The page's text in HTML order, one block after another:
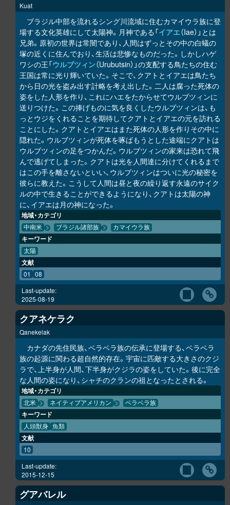
Kuat
ブラジル中部を流れるシング川流域に住むカマイウラ族に登
場する文化英雄にして太陽神。月神である「イアエ（Iae）」とは
兄弟。原初の世界は常闇であり、人間はずっとその中の白蟻の
塚の近くに住んでおり、生活は悲惨なものだった。しかしハゲ
ワシの王「ウルブツィン（Urubutsin）」の支配する鳥たちの住む
王国は常に光り輝いていた。そこで、クアトとイアエは鳥たち
から日の光を盗み出す計略を考え出した。二人は腐った死体の
姿をした人形を作り、これにハエをたからせてウルブツィンに
送りつけた。この捧げものに気を良くしたウルブツィンは、も
っとウジをくれることを期待してクアトとイアエの元を訪れる
ことにした。クアトとイアエはまた死体の人形を作りその中に
隠れた。ウルブツィンが死体を啄ばもうとした途端にクアトは
ウルブツィンの足をつかんだ。ウルブツィンの家来は恐れて飛
んで逃げてしまった。クアトは光を人間達に分けてくれるまで
はこの手を離さないといい、ウルブツィンはついに光の秘密を
彼らに教えた。こうして人間は昼と夜の繰り返す永遠のサイク
ルの中で生きることができるようになり、クアトは太陽の神
に、イアエは月の神になった。
地域・カテゴリ
中南米 ブラジル諸部族 カマイウラ族
キーワード
太陽
文献
01 08
Last-update:
2025-08-19
クアネケラク
Qanekelak
カナダの先住民族、ベラベラ族の伝承に登場する、ベラベラ
族の起源に関わる超自然的存在。宇宙に匹敵する大きさのクジ
ラで、上半身が人間、下半身がクジラの姿をしていた。後に完全
な人間の姿になり、シャチのクランの祖となったとされる。
地域・カテゴリ
北米 ネイティブアメリカン ベラベラ族
キーワード
人頭獣身 魚類
文献
10
Last-update:
2015-12-15
グアバレル